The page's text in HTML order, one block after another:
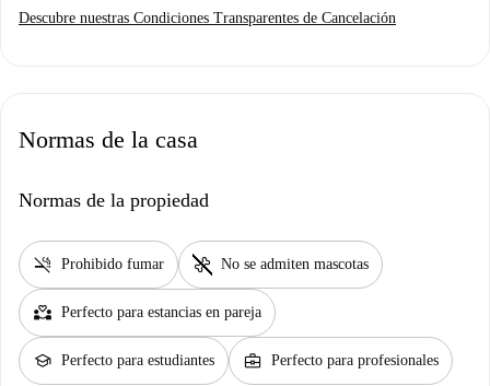
Descubre nuestras Condiciones Transparentes de Cancelación
Normas de la casa
Normas de la propiedad
smoke_free Prohibido fumar pet_supplies No se admiten mascotas
partner_heart Perfecto para estancias en pareja
school Perfecto para estudiantes business_center Perfecto para profesionales